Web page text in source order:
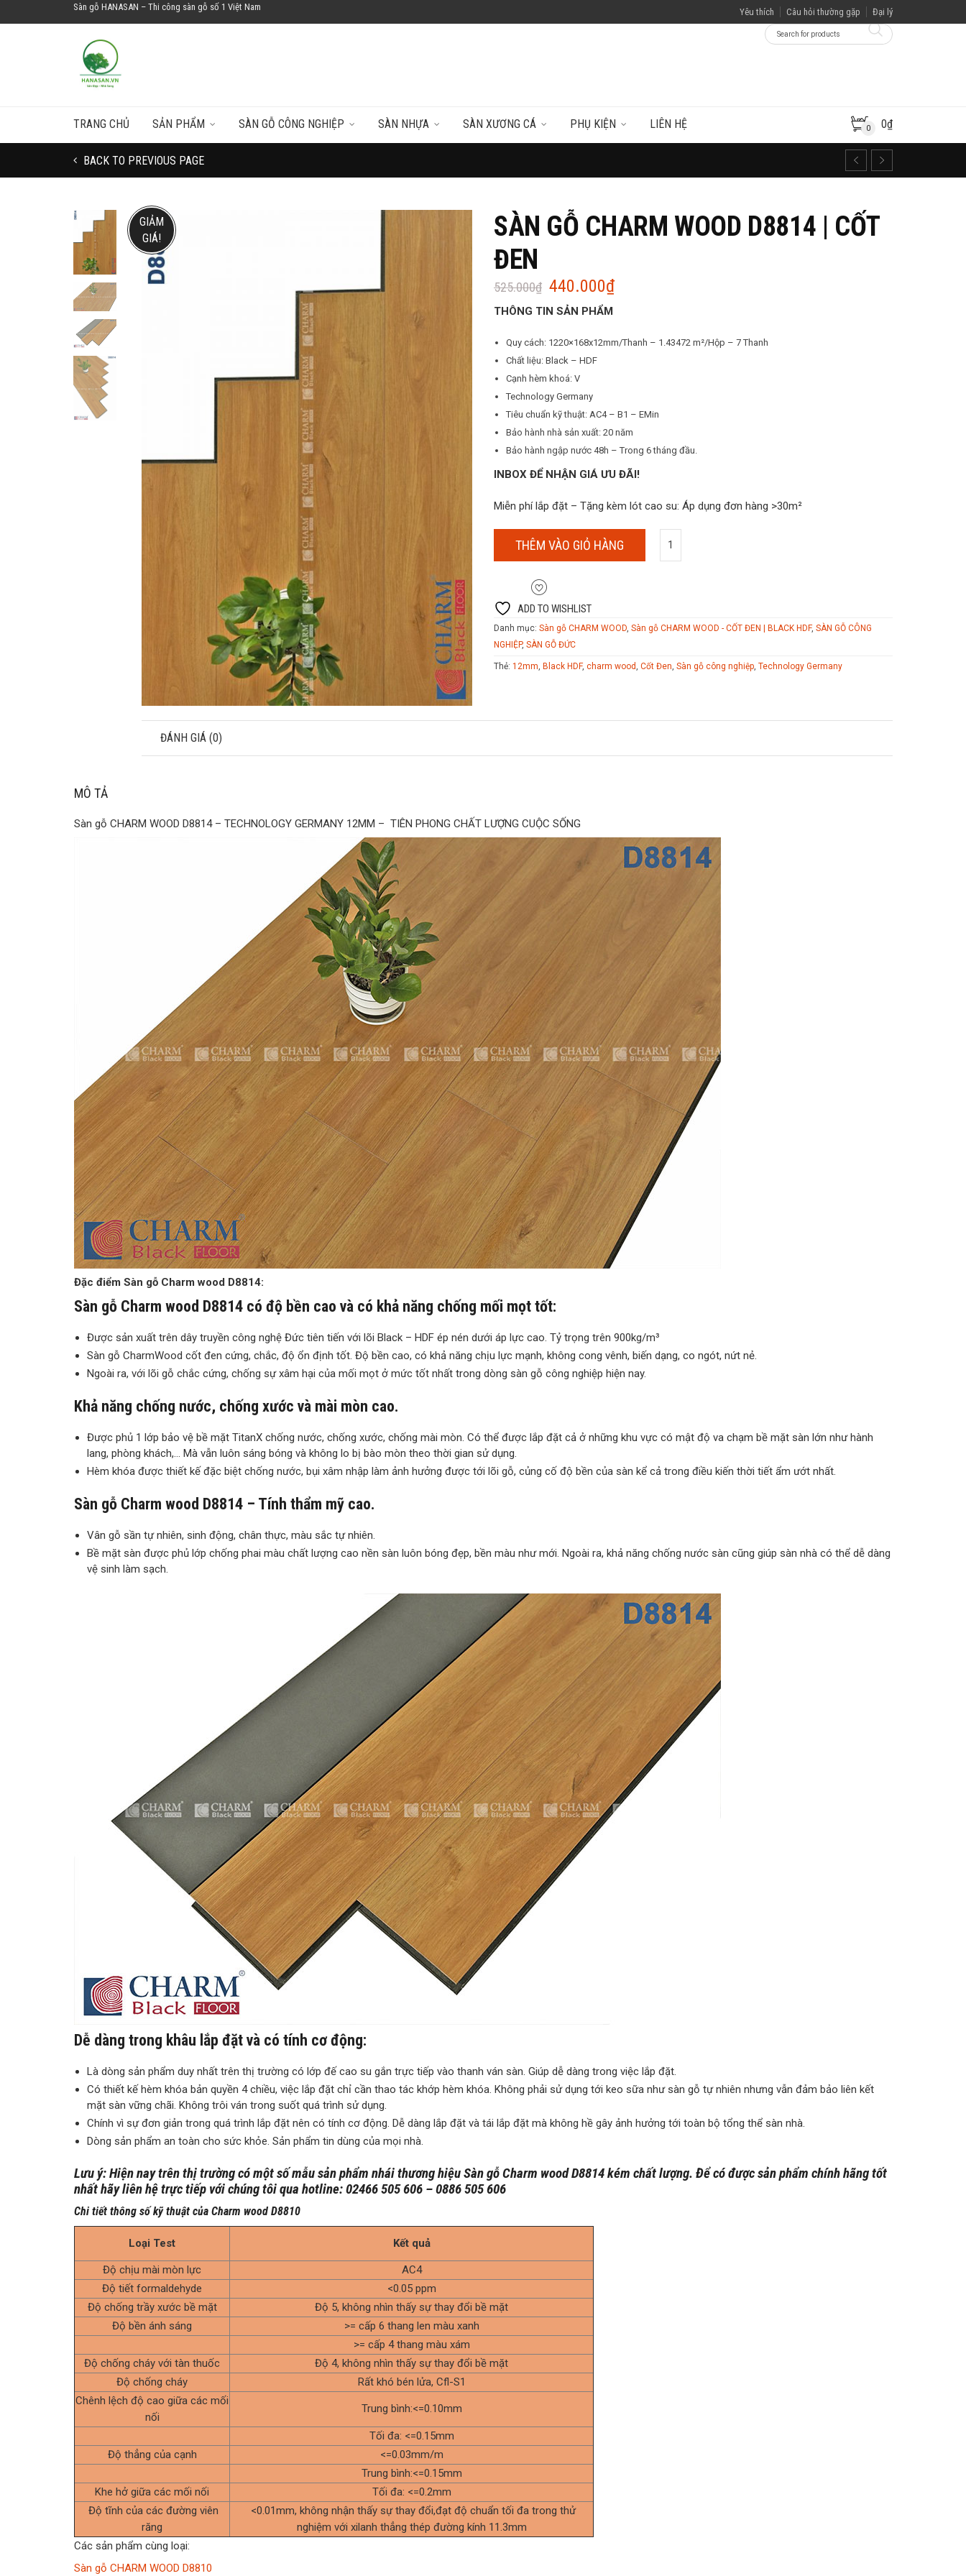
Sàn gỗ HANASAN – Thi công sàn gỗ số 1 Việt Nam Yêu thích Câu hỏi thường gặp Đại lý
TRANG CHỦ SẢN PHẨM SÀN GỖ CÔNG NGHIỆP SÀN NHỰA SÀN XƯƠNG CÁ PHỤ KIỆN LIÊN HỆ 0 0₫
BACK TO PREVIOUS PAGE
GIẢM
GIÁ!
SÀN GỖ CHARM WOOD D8814 | CỐT
ĐEN
525.000₫ Giá
gốc
là:
525.000₫.
440.000₫Giá
là:
440.000₫.
THÔNG TIN SẢN PHẨM
Quy cách: 1220×168x12mm/Thanh – 1.43472 m²/Hộp – 7 Thanh
Chất liệu: Black – HDF
Cạnh hèm khoá: V
Technology Germany
Tiêu chuẩn kỹ thuật: AC4 – B1 – EMin
Bảo hành nhà sản xuất: 20 năm
Bảo hành ngập nước 48h – Trong 6 tháng đầu.
INBOX ĐỂ NHẬN GIÁ ƯU ĐÃI!
Miễn phí lắp đặt – Tặng kèm lót cao su: Áp dụng đơn hàng >30m²
THÊM VÀO GIỎ HÀNG
ADD TO WISHLIST
Danh mục: Sàn gỗ CHARM WOOD, Sàn gỗ CHARM WOOD - CỐT ĐEN | BLACK HDF, SÀN GỖ CÔNG
NGHIỆP, SÀN GỖ ĐỨC
Thẻ: 12mm, Black HDF, charm wood, Cốt Đen, Sàn gỗ công nghiệp, Technology Germany
ĐÁNH GIÁ (0)
MÔ TẢ
Sàn gỗ CHARM WOOD D8814 – TECHNOLOGY GERMANY 12MM – TIÊN PHONG CHẤT LƯỢNG CUỘC SỐNG
Đặc điểm Sàn gỗ Charm wood D8814:
Sàn gỗ Charm wood D8814 có độ bền cao và có khả năng chống mối mọt tốt:
Được sản xuất trên dây truyền công nghệ Đức tiên tiến với lõi Black – HDF ép nén dưới áp lực cao. Tỷ trọng trên 900kg/m³
Sàn gỗ CharmWood cốt đen cứng, chắc, độ ổn định tốt. Độ bền cao, có khả năng chịu lực mạnh, không cong vênh, biến dạng, co ngót, nứt nẻ.
Ngoài ra, với lõi gỗ chắc cứng, chống sự xâm hại của mối mọt ở mức tốt nhất trong dòng sàn gỗ công nghiệp hiện nay.
Khả năng chống nước, chống xước và mài mòn cao.
Được phủ 1 lớp bảo vệ bề mặt TitanX chống nước, chống xước, chống mài mòn. Có thể được lắp đặt cả ở những khu vực có mật độ va chạm bề mặt sàn lớn như hành
lang, phòng khách,… Mà vẫn luôn sáng bóng và không lo bị bào mòn theo thời gian sử dụng.
Hèm khóa được thiết kế đặc biệt chống nước, bụi xâm nhập làm ảnh hưởng được tới lõi gỗ, củng cố độ bền của sàn kể cả trong điều kiến thời tiết ẩm ướt nhất.
Sàn gỗ Charm wood D8814 – Tính thẩm mỹ cao.
Vân gỗ sần tự nhiên, sinh động, chân thực, màu sắc tự nhiên.
Bề mặt sàn được phủ lớp chống phai màu chất lượng cao nền sàn luôn bóng đẹp, bền màu như mới. Ngoài ra, khả năng chống nước sàn cũng giúp sàn nhà có thể dễ dàng
vệ sinh làm sạch.
Dễ dàng trong khâu lắp đặt và có tính cơ động:
Là dòng sản phẩm duy nhất trên thị trường có lớp đế cao su gắn trực tiếp vào thanh ván sàn. Giúp dễ dàng trong việc lắp đặt.
Có thiết kế hèm khóa bản quyền 4 chiều, việc lắp đặt chỉ cần thao tác khớp hèm khóa. Không phải sử dụng tới keo sữa như sàn gỗ tự nhiên nhưng vẫn đảm bảo liên kết
mặt sàn vững chãi. Không trôi ván trong suốt quá trình sử dụng.
Chính vì sự đơn giản trong quá trình lắp đặt nên có tính cơ động. Dễ dàng lắp đặt và tái lắp đặt mà không hề gây ảnh hưởng tới toàn bộ tổng thể sàn nhà.
Dòng sản phẩm an toàn cho sức khỏe. Sản phẩm tin dùng của mọi nhà.
Lưu ý: Hiện nay trên thị trường có một số mẫu sản phẩm nhái thương hiệu Sàn gỗ Charm wood D8814 kém chất lượng. Để có được sản phẩm chính hãng tốt
nhất hãy liên hệ trực tiếp với chúng tôi qua hotline: 02466 505 606 – 0886 505 606
Chi tiết thông số kỹ thuật của Charm wood D8810
Loại Test Kết quả
Độ chịu mài mòn lực
AC4
Độ tiết formaldehyde
<0.05 ppm
Độ chống trầy xước bề mặt
Độ 5, không nhìn thấy sự thay đổi bề mặt
Độ bền ánh sáng
>= cấp 6 thang len màu xanh
>= cấp 4 thang màu xám
Độ chống cháy với tàn thuốc
Độ 4, không nhìn thấy sự thay đổi bề mặt
Độ chống cháy
Rất khó bén lửa, Cfl-S1
Chênh lệch độ cao giữa các mối
nối
Trung bình:<=0.10mm
Tối đa: <=0.15mm
Độ thẳng của cạnh
<=0.03mm/m
Trung bình:<=0.15mm
Khe hở giữa các mối nối
Tối đa: <=0.2mm
Độ tĩnh của các đường viên
răng
<0.01mm, không nhận thấy sự thay đổi,đạt độ chuẩn tối đa trong thử
nghiệm với xilanh thẳng thép đường kính 11.3mm
Các sản phẩm cùng loại:
Sàn gỗ CHARM WOOD D8810